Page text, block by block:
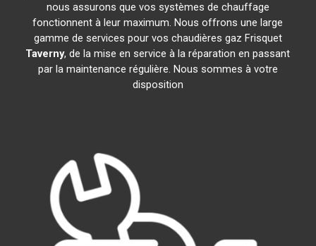
nous assurons que vos systèmes de chauffage
fonctionnent à leur maximum. Nous offrons une large
gamme de services pour vos chaudières gaz Frisquet
Taverny, de la mise en service à la réparation en passant
par la maintenance régulière. Nous sommes à votre
disposition